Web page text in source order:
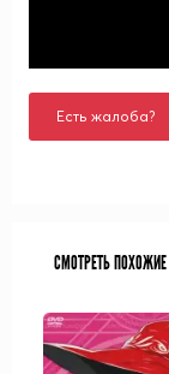
Есть жалоба?
СМОТРЕТЬ ПОХОЖИЕ